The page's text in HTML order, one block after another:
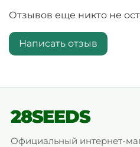
Отзывов еще никто не
Написать отзыв
28SEEDS
Официальный интернет-